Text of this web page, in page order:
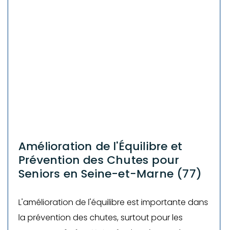
Amélioration de l'Équilibre et
Prévention des Chutes pour
Seniors en Seine-et-Marne (77)
L'amélioration de l'équilibre est importante dans
la prévention des chutes, surtout pour les